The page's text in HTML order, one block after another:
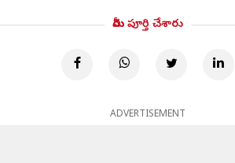
మీరు పూర్తి చేశారు
ADVERTISEMENT